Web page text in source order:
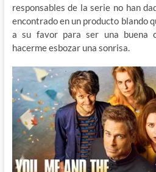
responsables de la serie no han
encontrado en un producto blando
a su favor para ser una buena
hacerme esbozar una sonrisa.